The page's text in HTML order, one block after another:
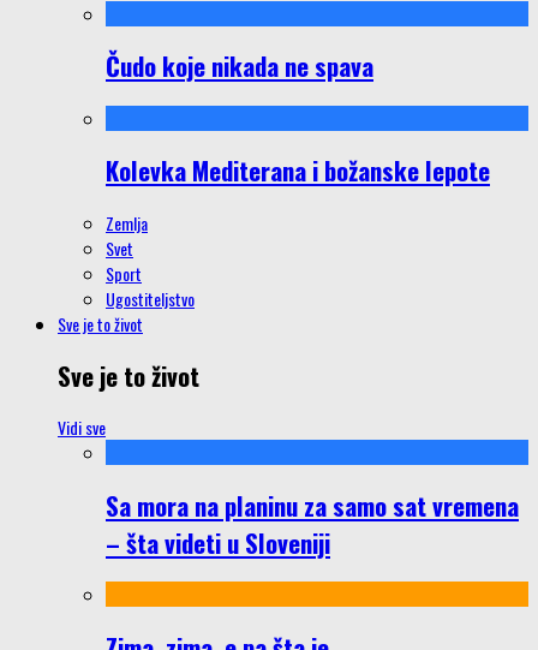
Čudo koje nikada ne spava
Kolevka Mediterana i božanske lepote
Zemlja
Svet
Sport
Ugostiteljstvo
Sve je to život
Sve je to život
Vidi sve
Sa mora na planinu za samo sat vremena
– šta videti u Sloveniji